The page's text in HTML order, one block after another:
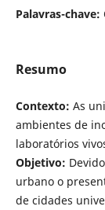
Palavras-chave:
Resumo
Contexto: As
ambientes de
laboratórios
Objetivo:
urbano o
de cidades